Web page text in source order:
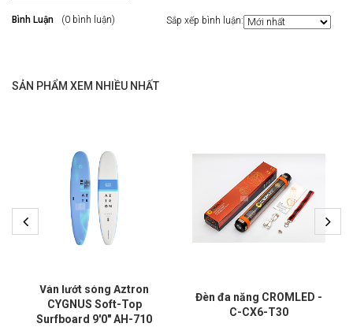
Bình Luận (0 bình luận) Sắp xếp bình luận:
SẢN PHẨM XEM NHIỀU NHẤT
Ván lướt sóng Aztron
CYGNUS Soft-Top
Surfboard 9'0" AH-710
Đèn đa năng CROMLED -
C-CX6-T30